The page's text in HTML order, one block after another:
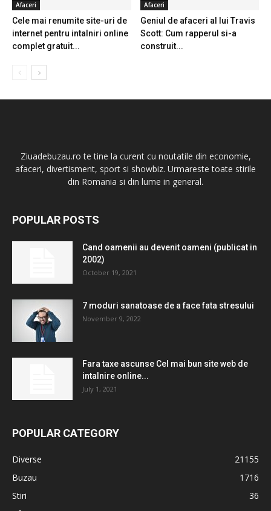
Afaceri
Cele mai renumite site-uri de
internet pentru intalniri online
complet gratuit...
Afaceri
Geniul de afaceri al lui Travis
Scott: Cum rapperul si-a
construit...
Ziuadebuzau.ro te tine la curent cu noutatile din economie,
afaceri, divertisment, sport si showbiz. Urmareste toate stirile
din Romania si din lume in general.
POPULAR POSTS
Cand oamenii au devenit oameni (publicat in
2002)
October 19, 2021
7 moduri sanatoase de a face fata stresului
November 9, 2022
Fara taxe ascunse Cel mai bun site web de
intalnire online...
July 1, 2021
POPULAR CATEGORY
Diverse
21155
Buzau
1716
Stiri
36